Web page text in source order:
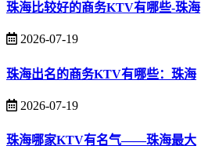
珠海比较好的商务KTV有哪些-珠海
2026-07-19
珠海出名的商务KTV有哪些：珠海
2026-07-19
珠海哪家KTV有名气——珠海最大